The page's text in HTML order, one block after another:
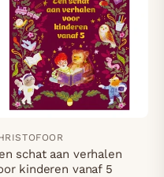
schat aan verhalen
kinderen vanaf 5